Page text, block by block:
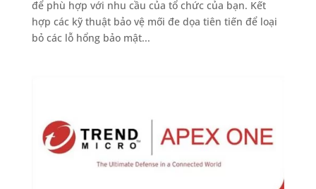
để phù hợp với nhu cầu của tổ chức của bạn. Kết
hợp các kỹ thuật bảo vệ mối đe dọa tiên tiến để loại
bỏ các lỗ hổng bảo mật...